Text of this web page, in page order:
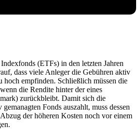
(ETFs) in den letzten Jahren
dass viele Anleger die Gebühren aktiv
hoch empfinden. Schließlich müssen die
die Rendite hinter der eines
zurückbleibt. Damit sich die
Fonds auszahlt, muss dessen
der höheren Kosten noch vor einem